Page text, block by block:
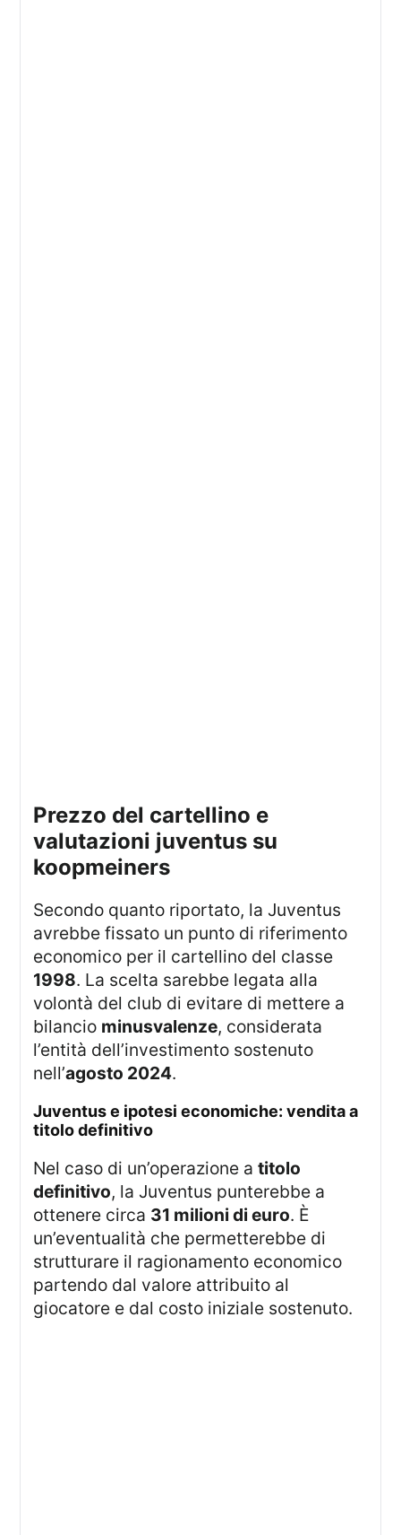
prezzo del cartellino e
valutazioni juventus su
koopmeiners
Secondo quanto riportato, la Juventus
avrebbe fissato un punto di riferimento
economico per il cartellino del classe
1998. La scelta sarebbe legata alla
volontà del club di evitare di mettere a
bilancio minusvalenze, considerata
l’entità dell’investimento sostenuto
nell’agosto 2024.
juventus e ipotesi economiche: vendita a
titolo definitivo
Nel caso di un’operazione atitolo
definitivo, la Juventus punterebbe a
ottenere circa 31 milioni di euro. È
un’eventualità che permetterebbe di
strutturare il ragionamento economico
partendo dal valore attribuito al
giocatore e dal costo iniziale sostenuto.